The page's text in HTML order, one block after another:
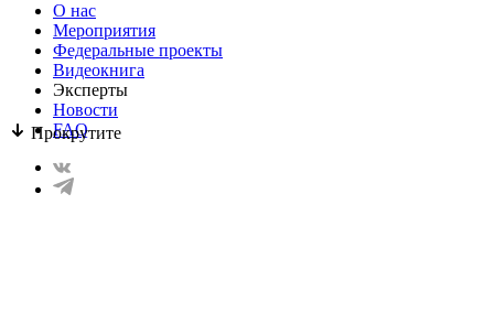
Прокрутите
О нас
Mероприятия
Федеральные проекты
Видеокнига
Эксперты
Новости
FAQ